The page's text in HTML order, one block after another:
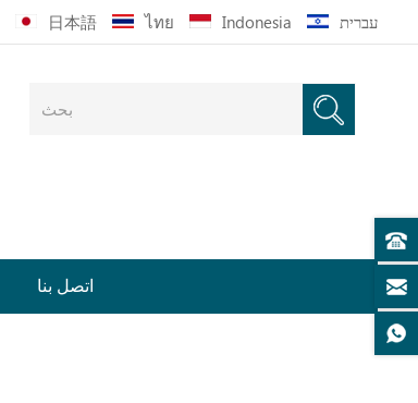
日本語 ไทย Indonesia עברית
اتصل بنا